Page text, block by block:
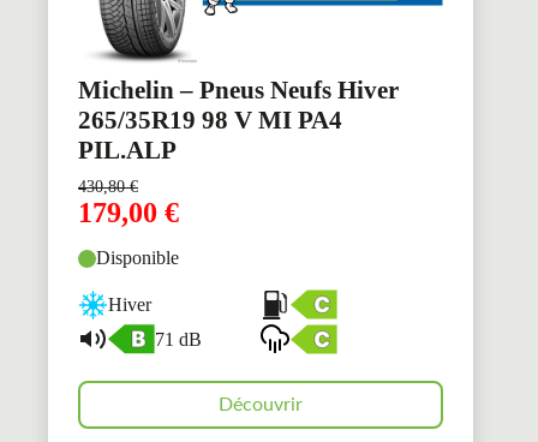
Michelin – Pneus Neufs Hiver
265/35R19 98 V MI PA4
PIL.ALP
430,80€
179,00 €
Disponible
Hiver
71 dB
Découvrir